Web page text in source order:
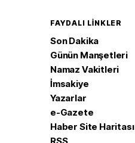
FAYDALI LINKLER
Son Dakika
Günün Manşetleri
Namaz Vakitleri
İmsakiye
Yazarlar
e-Gazete
Haber Site Haritası